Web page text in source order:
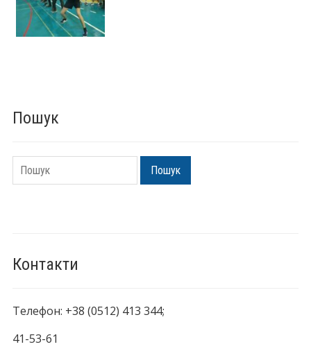
Пошук
Пошук Пошук
Контакти
Телефон: +38 (0512) 413 344;
41-53-61